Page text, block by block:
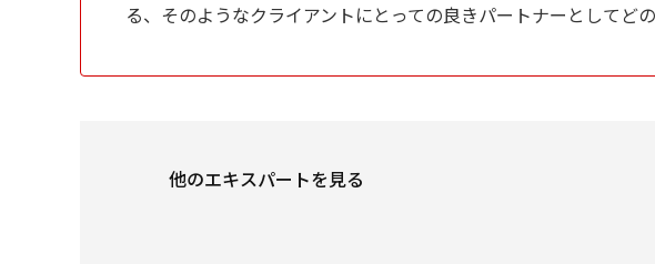
る、そのようなクライアントにとっての良きパートナーとしてど
他のエキスパートを見る